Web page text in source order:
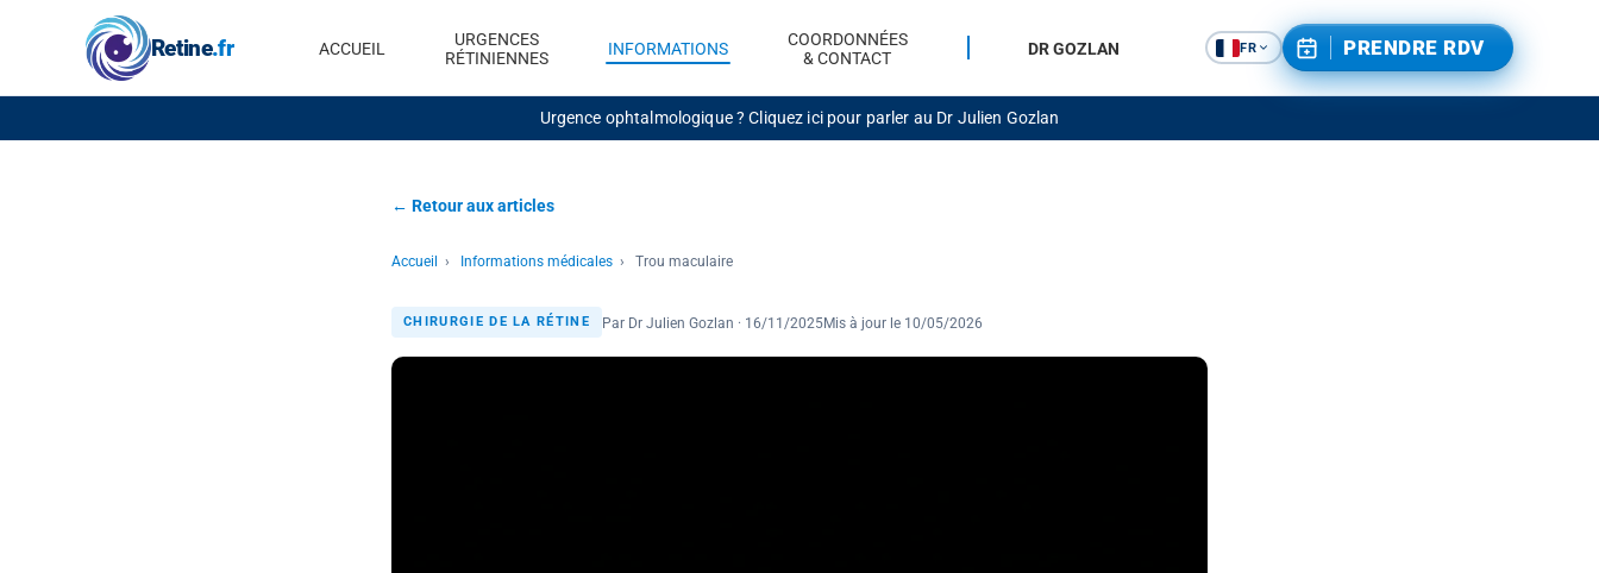
Retine.fr ACCUEIL
URGENCES
RÉTINIENNES
INFORMATIONS
COORDONNÉES
& CONTACT
DR GOZLAN FR PRENDRE RDV
Urgence ophtalmologique ? Cliquez ici pour parler au Dr Julien Gozlan
← Retour aux articles
Accueil › Informations médicales › Trou maculaire
CHIRURGIE DE LA RÉTINE Par Dr Julien Gozlan · 16/11/2025Mis à jour le 10/05/2026